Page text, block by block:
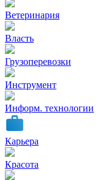
Ветеринария
Власть
Грузоперевозки
Инструмент
Информ. технологии
Карьера
Красота